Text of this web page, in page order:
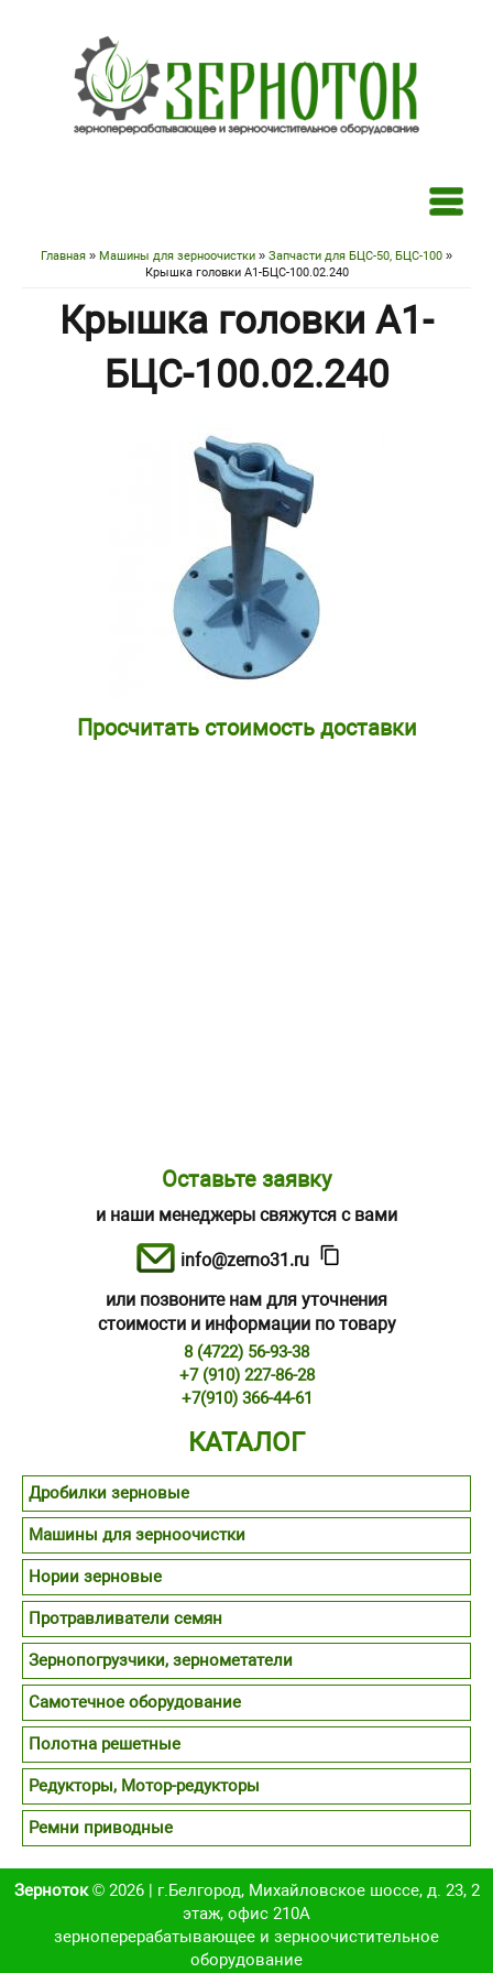
Вы здесь
Главная » Машины для зерноочистки » Запчасти для БЦС-50, БЦС-100 »
Крышка головки А1-БЦС-100.02.240
Крышка головки А1-
БЦС-100.02.240
Просчитать стоимость доставки
Оставьте заявку
и наши менеджеры свяжутся с вами
info@zerno31.ru
или позвоните нам для уточнения
стоимости и информации по товару
8 (4722) 56-93-38
+7 (910) 227-86-28
+7(910) 366-44-61
КАТАЛОГ
Дробилки зерновые
Машины для зерноочистки
Нории зерновые
Протравливатели семян
Зернопогрузчики, зернометатели
Самотечное оборудование
Полотна решетные
Редукторы, Мотор-редукторы
Ремни приводные
Зерноток© 2026 | г.Белгород, Михайловское шоссе, д. 23, 2
этаж, офис 210А
зерноперерабатывающее и зерноочистительное
оборудование